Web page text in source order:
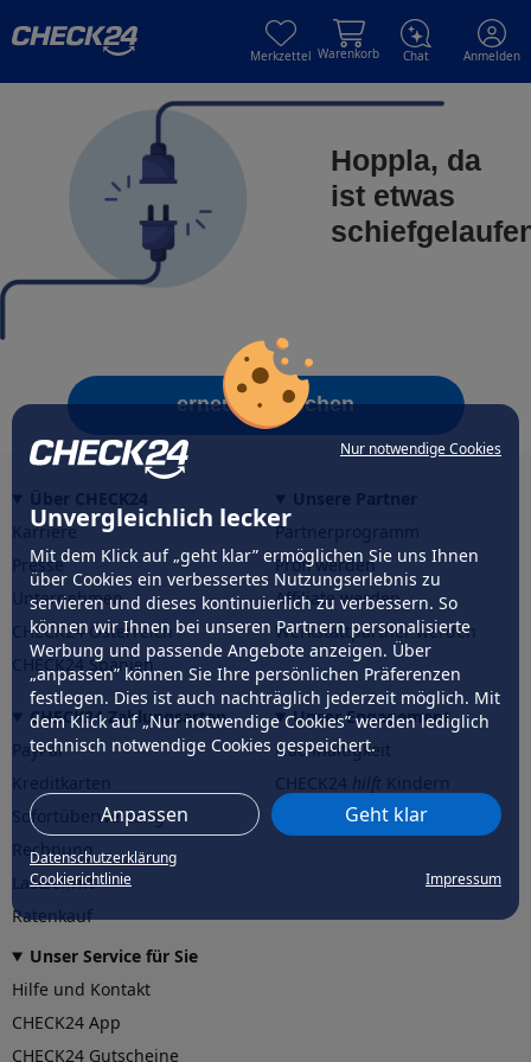
Nur notwendige Cookies
Unvergleichlich lecker
Mit dem Klick auf „geht klar” ermöglichen Sie uns Ihnen
über Cookies ein verbessertes Nutzungserlebnis zu
servieren und dieses kontinuierlich zu verbessern. So
können wir Ihnen bei unseren Partnern personalisierte
Werbung und passende Angebote anzeigen. Über
„anpassen” können Sie Ihre persönlichen Präferenzen
festlegen. Dies ist auch nachträglich jederzeit möglich. Mit
dem Klick auf „Nur notwendige Cookies” werden lediglich
technisch notwendige Cookies gespeichert.
Anpassen Geht klar
Datenschutzerklärung
Cookierichtlinie
Impressum
Merkzettel Warenkorb Chat Anmelden
Hoppla, da
ist etwas
erneut versuchen
Karriere
Presse
Unternehmen
CHECK24 Österreich
CHECK24 Spanien
Partnerprogramm
Profi werden
Affiliate werden
Werkstattpartner werden
CHECK24 Zahlungsarten
PayPal
Sofortüberweisung
Rechnung
Lastschrift
Ratenkauf
Unser Engagement
Nachhaltigkeit
CHECK24hilftder Natur
Unser Service für Sie
Hilfe und Kontakt
CHECK24 App
CHECK24 Gutscheine